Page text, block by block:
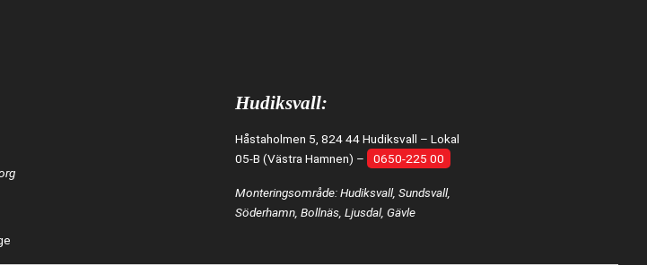
Hudiksvall:
Håstaholmen 5, 824 44 Hudiksvall – Lokal
05-B (Västra Hamnen) –
0650-225 00
Monteringsområde: Hudiksvall, Sundsvall,
Söderhamn, Bollnäs, Ljusdal, Gävle